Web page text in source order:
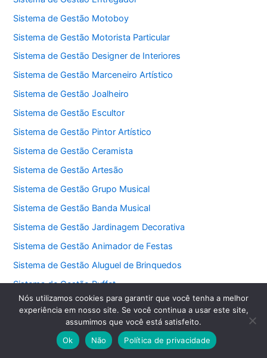
Sistema de Gestão Motoboy
Sistema de Gestão Motorista Particular
Sistema de Gestão Designer de Interiores
Sistema de Gestão Marceneiro Artístico
Sistema de Gestão Joalheiro
Sistema de Gestão Escultor
Sistema de Gestão Pintor Artístico
Sistema de Gestão Ceramista
Sistema de Gestão Artesão
Sistema de Gestão Grupo Musical
Sistema de Gestão Banda Musical
Sistema de Gestão Jardinagem Decorativa
Sistema de Gestão Animador de Festas
Sistema de Gestão Aluguel de Brinquedos
Sistema de Gestão Buffet
Sistema de Gestão Decorador de Festas
Sistema de Gestão Cerimonialista
Sistema de Gestão Fotógrafo de Eventos
Nós utilizamos cookies para garantir que você tenha a melhor
experiência em nosso site. Se você continua a usar este site,
assumimos que você está satisfeito.
Ok
Não Política de privacidade